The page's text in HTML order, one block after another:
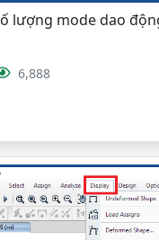
lượng mode dao
6,888